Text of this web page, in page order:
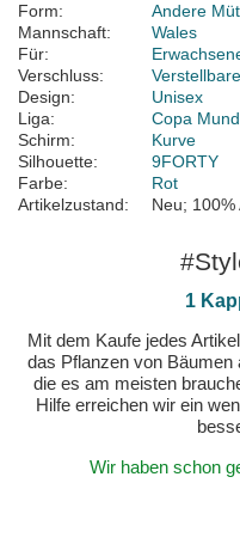
Form:
Andere
Mannschaft:
Wales
Für:
Verschluss:
Design:
Unisex
Liga:
Copa
Schirm:
Kurve
Silhouette:
9FORTY
Farbe:
Rot
Artikelzustand:
Neu; 100%
1
Mit dem Kaufe jedes
das Pflanzen von Bäumen
die es am meisten
Hilfe erreichen wir ein
Wir haben schon